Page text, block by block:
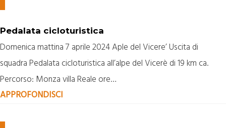
Pedalata cicloturistica
Domenica mattina 7 aprile 2024 Aple del Vicere’ Uscita di
squadra Pedalata cicloturistica all’alpe del Vicerè di 19 km ca.
Percorso: Monza villa Reale ore…
APPROFONDISCI